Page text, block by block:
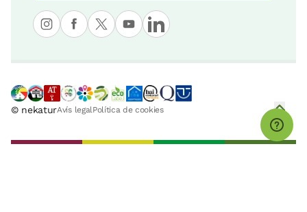
© nekaturAvís legalPolítica de cookies